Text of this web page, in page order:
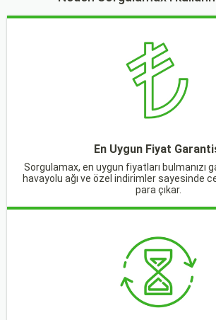
En Uygun Fiyat
Sorgulamax, en uygun fiyatları bulmanızı
havayolu ağı ve özel indirimler sayesinde
para çıkar.